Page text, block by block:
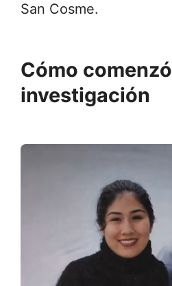
San Cosme.
Cómo comenzó
investigación